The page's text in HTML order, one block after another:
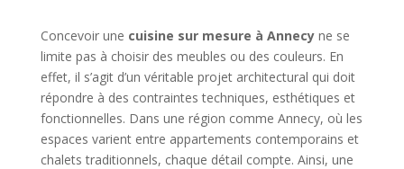
Concevoir une cuisine sur mesure à Annecyne se
limite pas à choisir des meubles ou des couleurs. En
effet, il s’agit d’un véritable projet architectural qui doit
répondre à des contraintes techniques, esthétiques et
fonctionnelles. Dans une région comme Annecy, où les
espaces varient entre appartements contemporains et
chalets traditionnels, chaque détail compte. Ainsi, une